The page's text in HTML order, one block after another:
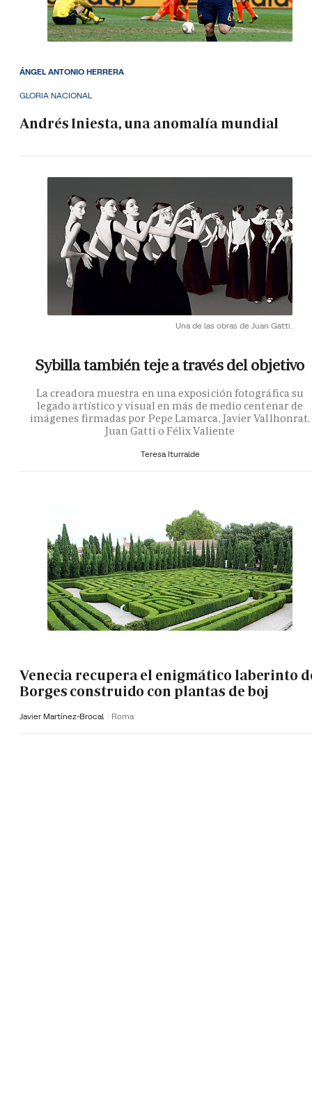
GLORIA NACIONAL
Andrés Iniesta, una anomalía mundial
ÁNGEL ANTONIO HERRERA
Una de las obras de Juan Gatti.
Sybilla también teje a través del objetivo
La creadora muestra en una exposición fotográfica su
legado artístico y visual en más de medio centenar de
imágenes firmadas por Pepe Lamarca, Javier Vallhonrat,
Juan Gatti o Félix Valiente
Teresa Iturralde
Venecia recupera el enigmático laberinto
Borges construido con plantas de boj
Javier Martínez-Brocal Roma